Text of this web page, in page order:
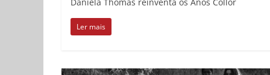
Ler mais